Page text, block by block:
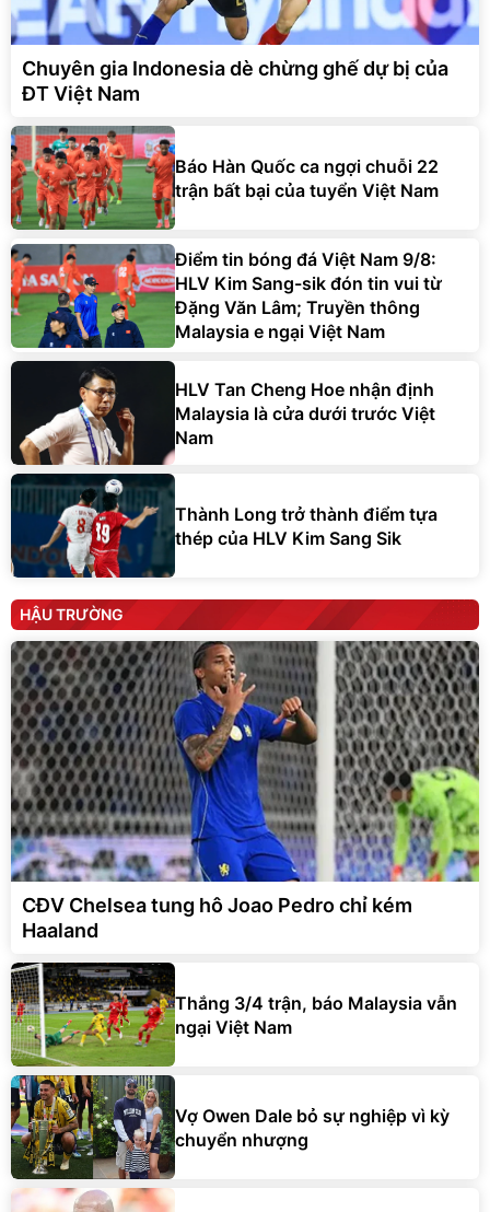
Chuyên gia Indonesia dè chừng ghế dự bị của
ĐT Việt Nam
Báo Hàn Quốc ca ngợi chuỗi 22
trận bất bại của tuyển Việt Nam
Điểm tin bóng đá Việt Nam 9/8:
HLV Kim Sang-sik đón tin vui từ
Đặng Văn Lâm; Truyền thông
Malaysia e ngại Việt Nam
HLV Tan Cheng Hoe nhận định
Malaysia là cửa dưới trước Việt
Nam
Thành Long trở thành điểm tựa
thép của HLV Kim Sang Sik
HẬU TRƯỜNG
CĐV Chelsea tung hô Joao Pedro chỉ kém
Haaland
Thắng 3/4 trận, báo Malaysia vẫn
ngại Việt Nam
Vợ Owen Dale bỏ sự nghiệp vì kỳ
chuyển nhượng